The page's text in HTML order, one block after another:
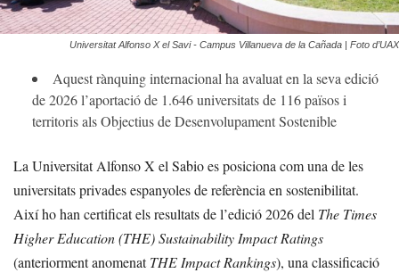
Universitat Alfonso X el Savi - Campus Villanueva de la Cañada | Foto d’UAX
Aquest rànquing internacional ha avaluat en la seva edició
de 2026 l’aportació de 1.646 universitats de 116 països i
territoris als Objectius de Desenvolupament Sostenible
La Universitat Alfonso X el Sabio es posiciona com una de les
universitats privades espanyoles de referència en sostenibilitat.
Així ho han certificat els resultats de l’edició 2026 del The Times
Higher Education (THE) Sustainability Impact Ratings
(anteriorment anomenatTHE Impact Rankings), una classificació